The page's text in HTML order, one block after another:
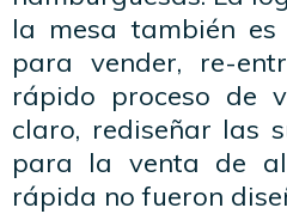
la mesa también
para vender, re-
rápido proceso de
claro, rediseñar las
para la venta de
rápida no fueron